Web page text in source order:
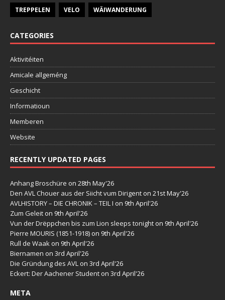
TREPPELEN VELO WÄIWANDERUNG
CATEGORIES
Aktivitéiten
Amicale allgeméng
Geschicht
Informatioun
Memberen
Website
RECENTLY UPDATED PAGES
Anhang Broschüre on 28th May'26
Den AVL Chouer aus der Siicht vum Dirigent on 21st May'26
AVLHISTORY – DIE CHRONIK – TEIL I on 9th April'26
Zum Geleit on 9th April'26
Vun der Drëppchen bis zum Lion sleeps tonight on 9th April'26
Pierre MOURIS (1851-1918) on 9th April'26
Rull de Waak on 9th April'26
Biernamen on 3rd April'26
Die Gründung des AVL on 3rd April'26
Eckert: Der Aachener Student on 3rd April'26
META